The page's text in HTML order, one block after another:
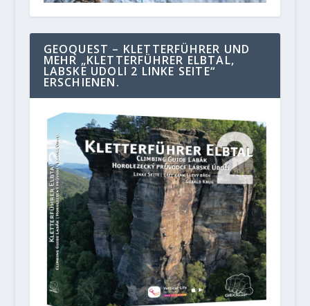
GEOQUEST – KLETTERFÜHRER UND
MEHR „KLETTERFÜHRER ELBTAL,
LABSKE UDOLI 2 LINKE SEITE“
ERSCHIENEN.